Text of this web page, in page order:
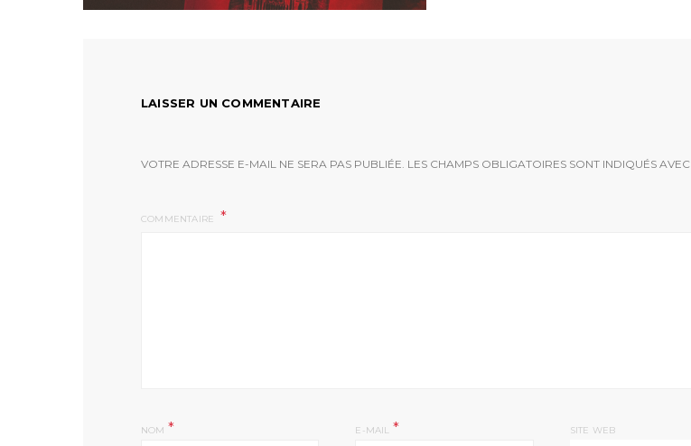
LAISSER UN COMMENTAIRE
VOTRE ADRESSE E-MAIL NE SERA PAS PUBLIÉE. LES CHAMPS OBLIGATOIRES SONT INDIQUÉS AVEC
COMMENTAIRE
NOM * E-MAIL * SITE WEB